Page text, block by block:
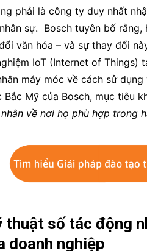
phải là công ty duy nhất
sự. Bosch tuyên bố
văn hóa – và sự thay đổi
IoT (Internet of
máy móc về cách sử
Bắc Mỹ của Bosch, mục tiêu
về nơi họ phù hợp trong
thuật số tác động
doanh nghiệp